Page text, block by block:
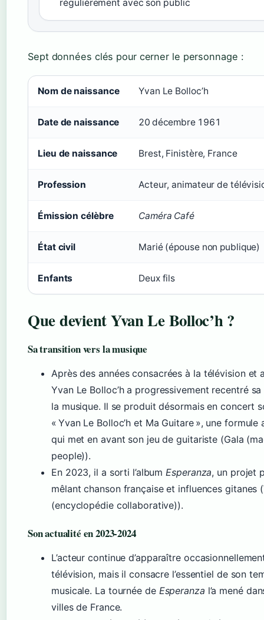
régulièrement avec son public
Sept données clés pour cerner le personnage :
Nom de naissance Yvan Le Bolloc’h
Date de naissance 20 décembre 1961
Lieu de naissance Brest, Finistère, France
Profession Acteur, animateur de
Émission célèbre Caméra Café
État civil Marié (épouse non publique)
Enfants Deux fils
Que devient Yvan Le Bolloc’h ?
Sa transition vers la musique
Après des années consacrées à la télévision et
Yvan Le Bolloc’h a progressivement recentré
la musique. Il se produit désormais en concert
« Yvan Le Bolloc’h et Ma Guitare », une formule
qui met en avant son jeu de guitariste (Gala
people)).
En 2023, il a sorti l’albumEsperanza, un projet
mêlant chanson française et influences gitanes
(encyclopédie collaborative)).
Son actualité en 2023‑2024
L’acteur continue d’apparaître
télévision, mais il consacre l’essentiel de son
musicale. La tournée de Esperanza l’a mené
villes de France.